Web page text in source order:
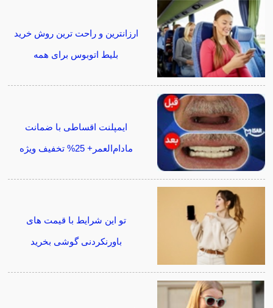
ارزانترین و راحت ترین روش خرید
بلیط اتوبوس برای همه
ایمپلنت اقساطی با ضمانت
مادام‌العمر+ 25% تخفیف ویژه
تو این شرایط با قیمت های
باورنکردنی گوشی بخرید